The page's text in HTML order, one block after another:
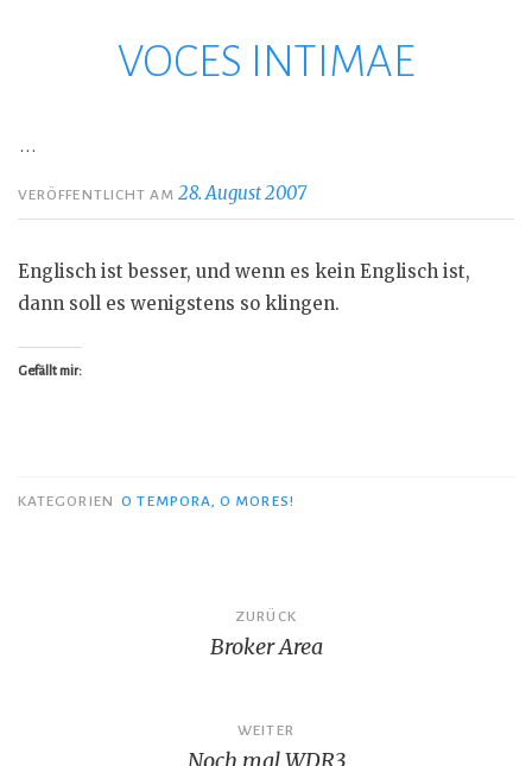
VOCES INTIMAE
…
VERÖFFENTLICHT AM28. August 2007
Englisch ist besser, und wenn es kein Englisch ist,
dann soll es wenigstens so klingen.
Gefällt mir:
KATEGORIEN O TEMPORA, O MORES!
Beitragsnavigation
ZURÜCK
Broker Area
WEITER
Noch mal WDR3